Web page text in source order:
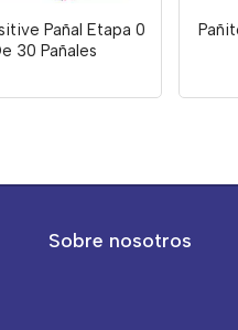
Pañal Etapa 0
30 Pañales
Sobre nosotros